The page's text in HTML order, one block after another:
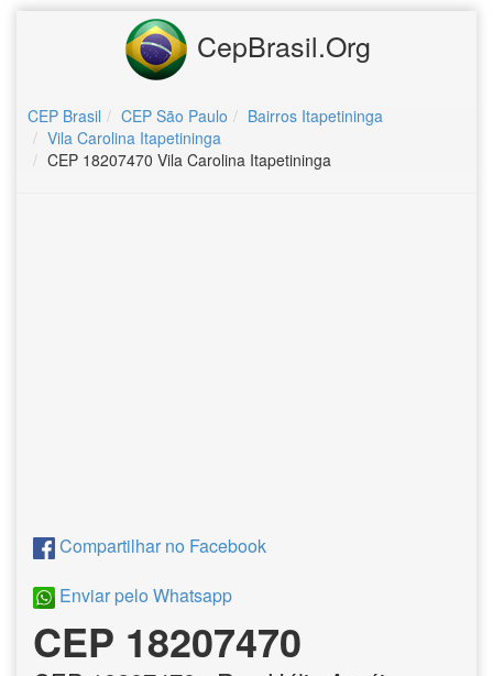
CepBrasil.Org
CEP Brasil CEP São Paulo
Bairros Itapetininga
Vila Carolina Itapetininga
CEP 18207470 Vila Carolina Itapetininga
Compartilhar no Facebook
Enviar pelo Whatsapp
CEP 18207470